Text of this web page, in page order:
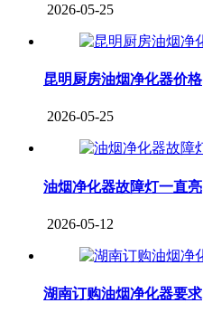
2026-05-25
昆明厨房油烟净化器价格
2026-05-25
油烟净化器故障灯一直亮
2026-05-12
湖南订购油烟净化器要求